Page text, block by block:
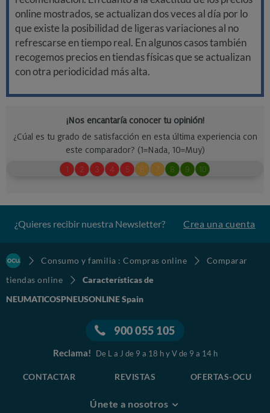
online mostrados, se actualizan dos veces al día por lo
que existe la posibilidad de ligeras variaciones al no
refrescarse en tiempo real. En algunos casos también
recogemos precios en tiendas físicas que se actualizan
con otra periodicidad más alta.
¿Quieres recibir nuestra Newsletter? Crea una cuenta
Consumo y familia : Compras online
Comparar
tiendas online
Características de
NEUMATICOSPNEUSONLINE Spain
900 055 105
Reclama! De L a J de 9 a 18 h y V de 9 a 14 h
CONTACTAR REVISTAS OFERTAS-OCU
Únete a nosotros